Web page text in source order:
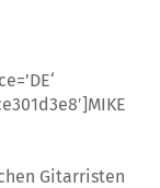
Gitarristen